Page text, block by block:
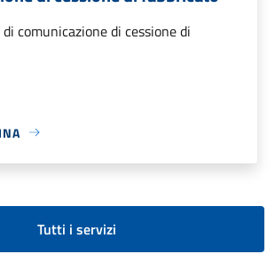
comunicazione di cessione di
Tutti i servizi